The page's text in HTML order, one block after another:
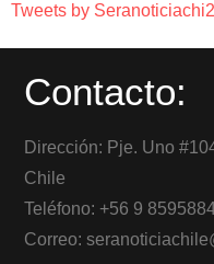
Tweets by Seranoticiachi2
Contacto:
Dirección: Pje. Uno
Chile
Teléfono: +56 9
Correo: